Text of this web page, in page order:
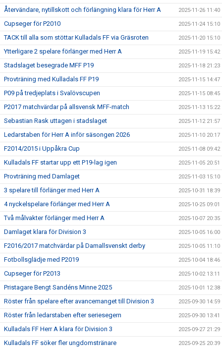
Återvändare, nytillskott och förlängning klara för Herr A 2025-11-26 11:40
Cupseger för P2010 2025-11-24 15:10
TACK till alla som stöttar Kulladals FF via Gräsroten 2025-11-20 15:10
Ytterligare 2 spelare förlänger med Herr A 2025-11-19 15:42
Stadslaget besegrade MFF P19 2025-11-18 21:23
Provträning med Kulladals FF P19 2025-11-15 14:47
P09 på tredjeplats i Svalövscupen 2025-11-15 08:45
P2017 matchvärdar på allsvensk MFF-match 2025-11-13 15:22
Sebastian Rask uttagen i stadslaget 2025-11-12 21:57
Ledarstaben för Herr A inför säsongen 2026 2025-11-10 20:17
F2014/2015 i Uppåkra Cup 2025-11-08 09:42
Kulladals FF startar upp ett P19-lag igen 2025-11-05 20:51
Provträning med Damlaget 2025-11-03 15:10
3 spelare till förlänger med Herr A 2025-10-31 18:39
4 nyckelspelare förlänger med Herr A 2025-10-25 09:01
Två målvakter förlänger med Herr A 2025-10-07 20:35
Damlaget klara för Division 3 2025-10-05 16:00
F2016/2017 matchvärdar på Damallsvenskt derby 2025-10-05 11:10
Fotbollsglädje med P2019 2025-10-04 18:46
Cupseger för P2013 2025-10-02 13:11
Pristagare Bengt Sandéns Minne 2025 2025-10-01 12:38
Röster från spelare efter avancemanget till Division 3 2025-09-30 14:59
Röster från ledarstaben efter seriesegern 2025-09-30 13:41
Kulladals FF Herr A klara för Division 3 2025-09-27 21:29
Kulladals FF söker fler ungdomstränare 2025-09-25 20:39